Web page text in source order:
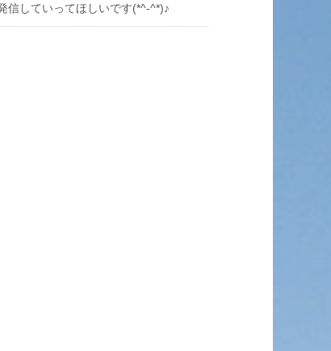
信していってほしいです(*^-^*)♪